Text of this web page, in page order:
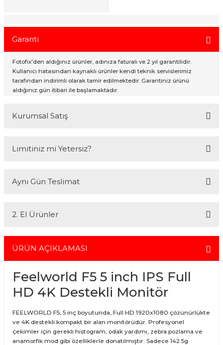
Garanti
Fotofix'den aldığınız ürünler, adınıza faturalı ve 2 yıl garantilidir.
Kullanıcı hatasından kaynaklı ürünler kendi teknik servislerimiz
tarafından indirimli olarak tamir edilmektedir. Garantiniz ürünü
aldığınız gün itibari ile başlamaktadır.
Kurumsal Satış
online web sitesi olan www.fotofix.com.tr üzerinden hizmet
En uygun ve en hızlı çözüm için bizimle iletişime geçin.
Limitiniz mi Yetersiz?
Ödemelerinizi, iki farklı kredi kartını birleştirerek veya ödemenizin bir
Detaylı bilgi ve seçenekler için lütfen
Aynı Gün Teslimat
tercih edebilirsiniz. Bu hizmet sayesinde, İstanbul içindeki
arayabilirsiniz.
2. El Ürünler
2.el ürünlerimiz, 6 ay garanti süresiyle sunulmaktadır. Bu garanti,
ürünlerinizi aldığınız tarihten itibaren geçerlidir ve her türlü bakım ve
fazla bilgi alabilirsiniz. Güvenli alışveriş ve destek için her zaman
ÜRÜN AÇIKLAMASI
Feelworld F5 5 inch IPS Full
HD 4K Destekli Monitör
FEELWORLD F5, 5 inç boyutunda, Full HD 1920x1080 çözünürlükte
ve 4K destekli kompakt bir alan monitörüdür. Profesyonel
çekimler için gerekli histogram, odak yardımı, zebra pozlama ve
anamorfik mod gibi özelliklerle donatılmıştır. Sadece 142.5g